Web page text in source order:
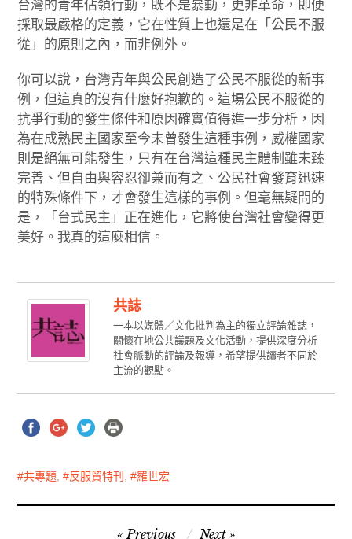
台灣的青年佔領行動，既不是暴動，更非革命，即便
採取最嚴格的定義，它在性質上也還是在「公民不服
從」的原則之內，而非例外。
你可以說，台灣青年與公民創造了公民不服從的新事
例，但這真的沒有什麼好抱歉的。這場公民不服從的
抗爭行動的發生條件和原因確實值得進一步分析，因
為在成熟民主國家至今未曾發生這種事例，威權國家
則是絕無可能發生，只有在台灣這種民主體制雖未臻
完善、但自由與容忍卻兼而有之、公民社會發育迅速
的特殊條件下，才會發生這樣的事例。但毫無疑問的
是，「台式民主」正在進化，它將使台灣社會變得更
美好。我真的這麼相信。
共誌
一本以媒體／文化批判為主的獨立評論雜誌，
關懷在地公共議題及文化活動，提供深度分析
社會脈動的評論及報導，希望提供讀者不同於
主流的觀點。
共專題 , 反服貿特刊 , 羅世宏
Previous Next